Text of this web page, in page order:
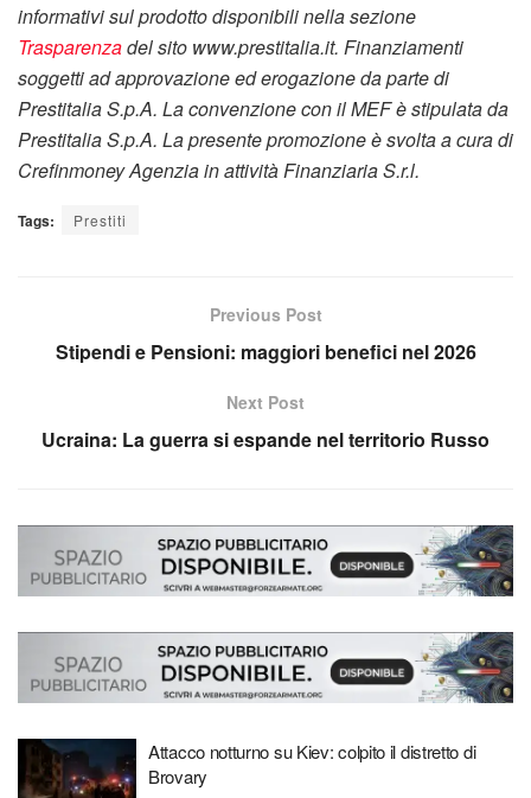
informativi sul prodotto disponibili nella sezione
Trasparenzadel sito www.prestitalia.it. Finanziamenti
soggetti ad approvazione ed erogazione da parte di
Prestitalia S.p.A. La convenzione con il MEF è stipulata da
Prestitalia S.p.A. La presente promozione è svolta a cura di
Crefinmoney Agenzia in attività Finanziaria S.r.l.
Tags: Prestiti
Previous Post
Stipendi e Pensioni: maggiori benefici nel 2026
Next Post
Ucraina: La guerra si espande nel territorio Russo
Attacco notturno su Kiev: colpito il distretto di
Brovary